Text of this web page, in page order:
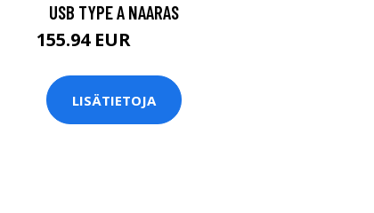
USB TYPE A NAARAS
155.94 EUR
LISÄTIETOJA